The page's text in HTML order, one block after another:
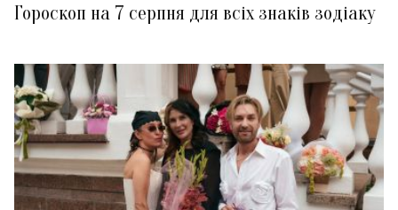
Гороскоп на 7 серпня для всіх знаків зодіаку